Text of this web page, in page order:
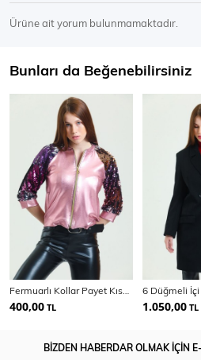
Ürüne ait yorum bulunmamaktadır.
Bunları da Beğenebilirsiniz
Fermuarlı Kollar Payet Kısa Abiye Mont | Mnt31265
400,00 TL 1.050,00 TL
BİZDEN HABERDAR OLMAK İÇİN